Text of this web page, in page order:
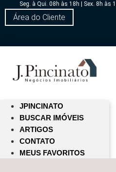
Seg. à Qui. 08h às 18h | Sex. 8h às
Área do Cliente
JPINCINATO
BUSCAR IMÓVEIS
ARTIGOS
CONTATO
MEUS FAVORITOS